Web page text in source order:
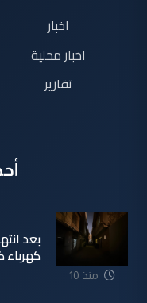
اخبار
اخبار محلية
تقارير
منذ 10
بعد
كهرباء